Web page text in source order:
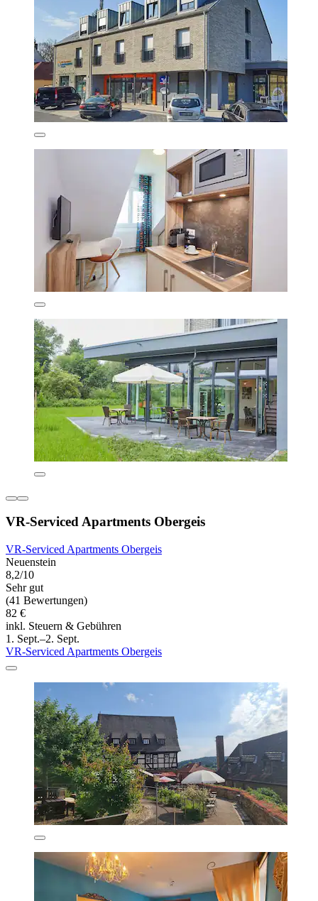
VR-Serviced Apartments Obergeis
VR-Serviced Apartments Obergeis
Neuenstein
8,2/10
Sehr gut
(41 Bewertungen)
82 €
inkl. Steuern & Gebühren
1. Sept.–2. Sept.
VR-Serviced Apartments Obergeis